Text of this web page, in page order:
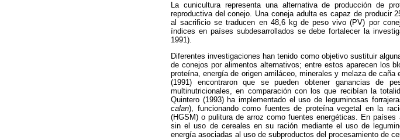
La cunicultura representa una alternativa de producción de
reproductiva del conejo. Una coneja adulta es capaz de producir
al sacrificio se traducen en 48,6 kg de peso vivo (PV) por
índices en países subdesarrollados se debe fortalecer la
1991).
Diferentes investigaciones han tenido como objetivo sustituir
de conejos por alimentos alternativos; entre estos aparecen los
proteína, energía de origen amiláceo, minerales y melaza de
(1991) encontraron que se pueden obtener ganancias de
multinutricionales, en comparación con los que recibían la
Quintero (1993) ha implementado el uso de leguminosas
calan), funcionando como fuentes de proteína vegetal en la
(HGSM) o pulitura de arroz como fuentes energéticas. En
sin el uso de cereales en su ración mediante el uso de
energía asociadas al uso de subproductos del procesamiento de